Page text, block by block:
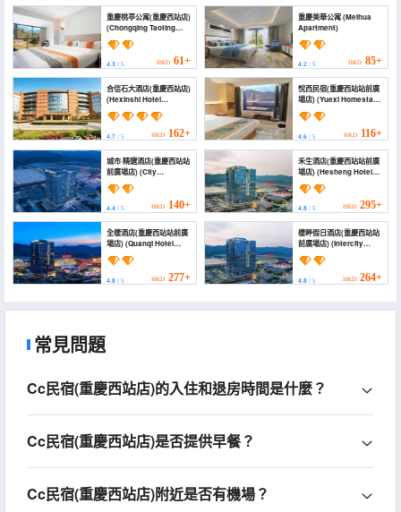
重慶桃亭公寓(重慶西站店)
(Chongqing Taoting
Hotel)
4.3 / 5 HKD 61+
重慶美華公寓 (Meihua
Apartment)
4.2/ 5 HKD 85+
合信石大酒店(重慶西站店)
(Hexinshi Hotel
(Chongqing West
Railway Station))
4.7 / 5 HKD 162+
悅西民宿(重慶西站站前廣
場店) (Yuexi Homestay
(Chongqing West
Station Front Square))
4.6/ 5 HKD 116+
城市·精選酒店(重慶西站站
前廣場店) (City
Collection Hotel
(Chongqing West
Railway Station Station
Plaza Branch)
4.4 / 5 HKD 140+
禾生酒店(重慶西站站前廣
場店) (Hesheng Hotel
(Chongqing West
Station Front Square
Branch))
4.8/ 5 HKD 295+
全棲酒店(重慶西站站前廣
場店) (Quanqi Hotel
(Chongqing West
Railway Station
4.8 / 5 HKD 277+
棲畔假日酒店(重慶西站站
前廣場店) (Intercity
holiday inn)
4.8/ 5 HKD 264+
常見問題
Cc民宿(重慶西站店)的入住和退房時間是什麼？
Cc民宿(重慶西站店)是否提供早餐？
Cc民宿(重慶西站店)附近是否有機場？